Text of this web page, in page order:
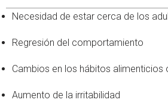
Necesidad de estar cerca de los
Regresión del comportamiento
Cambios en los hábitos alimenticios
Aumento de la irritabilidad